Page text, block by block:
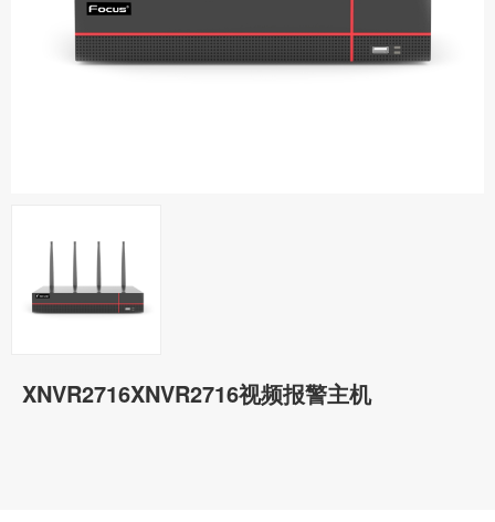
XNVR2716XNVR2716视频报警主机